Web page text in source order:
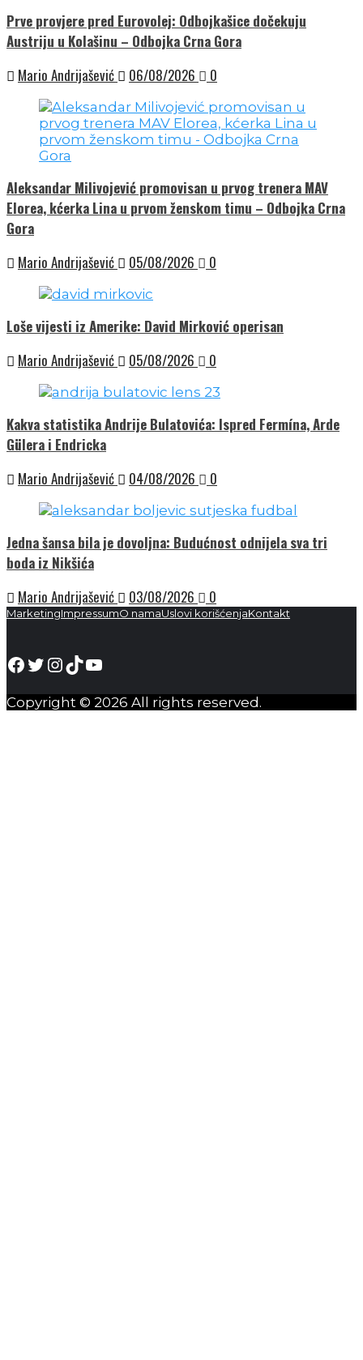
Prve provjere pred Eurovolej: Odbojkašice dočekuju
Austriju u Kolašinu – Odbojka Crna Gora
Mario Andrijašević
06/08/2026 0
Aleksandar Milivojević promovisan u prvog trenera MAV
Elorea, kćerka Lina u prvom ženskom timu – Odbojka Crna
Gora
Mario Andrijašević
05/08/2026 0
Loše vijesti iz Amerike: David Mirković operisan
Mario Andrijašević
05/08/2026 0
Kakva statistika Andrije Bulatovića: Ispred Fermína, Arde
Gülera i Endricka
Mario Andrijašević
04/08/2026 0
Jedna šansa bila je dovoljna: Budućnost odnijela sva tri
boda iz Nikšića
Mario Andrijašević
03/08/2026 0
MarketingImpressumO namaUslovi korišćenjaKontakt
Facebook
Twitter
Instagram
TikTok
YouTube
Copyright © 2026 All rights reserved.